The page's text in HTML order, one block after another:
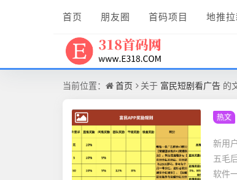
首页 朋友圈 首码项目 地推
当前位置： 首页 关于 富民短剧看广告 的
热文
新用
五毛
软件